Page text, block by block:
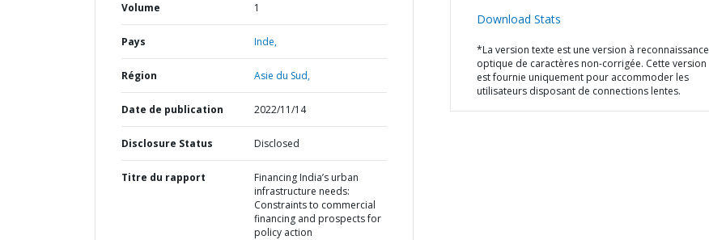
Volume 1
Pays Inde,
Région Asie du Sud,
Date de publication 2022/11/14
Disclosure Status Disclosed
Titre du rapport
Financing India’s urban
infrastructure needs:
Constraints to commercial
financing and prospects for
policy action
Download Stats
*La version texte est une version à reconnaissance
optique de caractères non-corrigée. Cette version
est fournie uniquement pour accommoder les
utilisateurs disposant de connections lentes.